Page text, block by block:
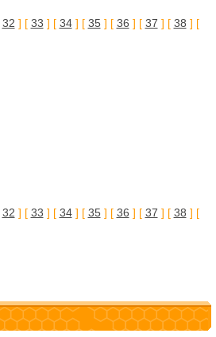
32 ] [ 33 ] [ 34] [ 35] [ 36 ] [ 37 ] [ 38 ] [
32 ] [ 33 ] [ 34] [ 35] [ 36 ] [ 37 ] [ 38 ] [